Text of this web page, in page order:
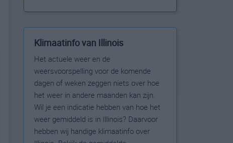
Klimaatinfo van Illinois
Het actuele weer en de
weersvoorspelling voor de komende
dagen of weken zeggen niets over hoe
het weer in andere maanden kan zijn.
Wil je een indicatie hebben van hoe het
weer gemiddeld is in Illinois? Daarvoor
hebben wij handige klimaatinfo over